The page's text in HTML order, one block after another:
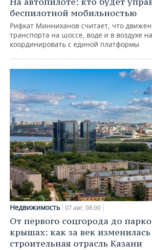
беспилотной мобильностью
Рифкат Минниханов считает, что
транспорта на шоссе, воде и в воздухе
координировать с единой платформы
Недвижимость 07 авг, 08:00
От первого соцгорода до
крышах: как за век изменилась
строительная отрасль Казани